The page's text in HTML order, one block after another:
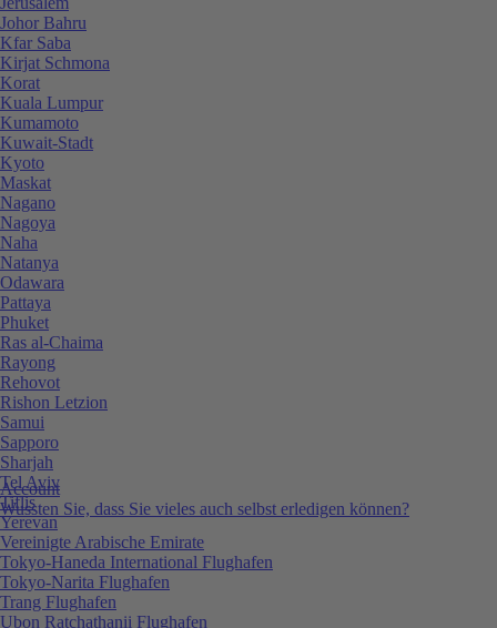
Account
Wussten Sie, dass Sie vieles auch selbst erledigen können?
Johor Bahru
Kfar Saba
Kirjat Schmona
Korat
Kuala Lumpur
Kumamoto
Kuwait-Stadt
Kyoto
Maskat
Nagano
Nagoya
Naha
Natanya
Odawara
Pattaya
Phuket
Ras al-Chaima
Rayong
Rehovot
Rishon Letzion
Samui
Sapporo
Sharjah
Tel Aviv
Tiflis
Yerevan
Vereinigte Arabische Emirate
Tokyo-Haneda International Flughafen
Tokyo-Narita Flughafen
Trang Flughafen
Ubon Ratchathanii Flughafen